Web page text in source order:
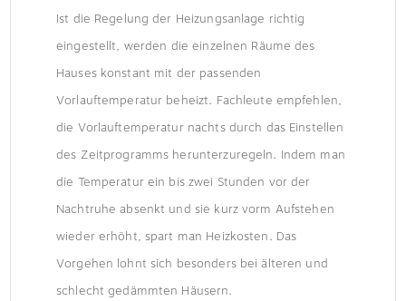
Ist die Regelung der Heizungsanlage richtig
eingestellt, werden die einzelnen Räume des
Hauses konstant mit der passenden
Vorlauftemperatur beheizt. Fachleute empfehlen,
die Vorlauftemperatur nachts durch das Einstellen
des Zeitprogramms herunterzuregeln. Indem man
die Temperatur ein bis zwei Stunden vor der
Nachtruhe absenkt und sie kurz vorm Aufstehen
wieder erhöht, spart man Heizkosten. Das
Vorgehen lohnt sich besonders bei älteren und
schlecht gedämmten Häusern.